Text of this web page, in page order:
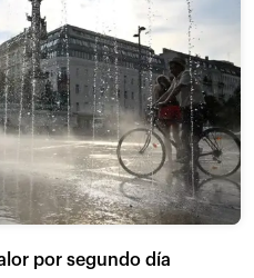
por segundo día